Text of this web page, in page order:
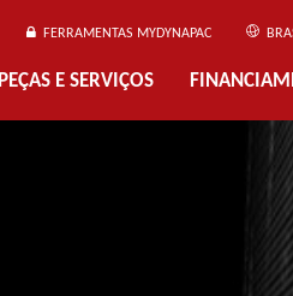
FERRAMENTAS MYDYNAPAC
PEÇAS E SERVIÇOS